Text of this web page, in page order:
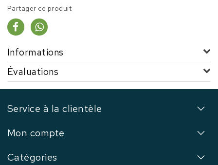
Partager ce produit
Informations
Évaluations
Service à la clientèle
Mon compte
Catégories